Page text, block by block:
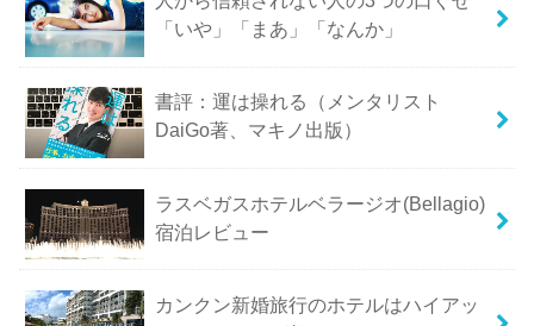
「いや」「まあ」「なんか」
書評：運は操れる（メンタリスト
DaiGo著、マキノ出版）
ラスベガスホテルベラージオ(Bellagio)
宿泊レビュー
カンクン新婚旅行のホテルはハイアッ